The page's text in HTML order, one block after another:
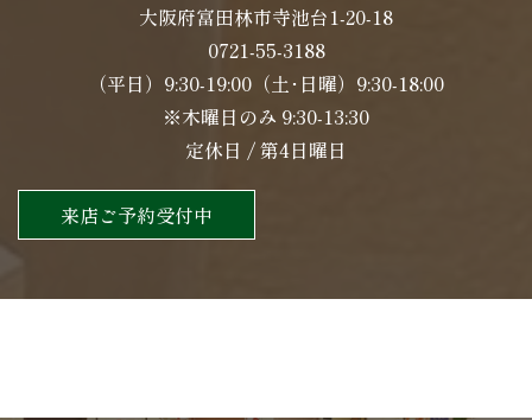
大阪府富田林市寺池台1-20-18
0721-55-3188
（平日）9:30-19:00（土･日曜）9:30-18:00
※木曜日のみ 9:30-13:30
定休日 / 第4日曜日
来店ご予約受付中